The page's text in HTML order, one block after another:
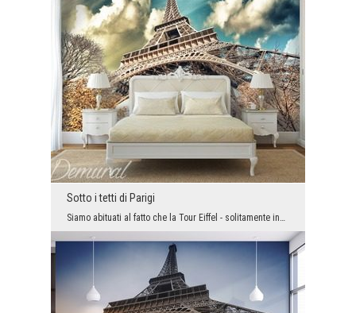
Sotto i tetti di Parigi
Siamo abituati al fatto che la Tour Eiffel - solitamente inaccessibile e alta - ci guardi diffide...